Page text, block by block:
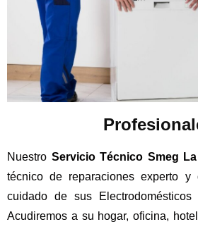
Nuestro Servicio Técnico Smeg
técnico de reparaciones experto y
cuidado de sus
Acudiremos a su hogar, oficina,